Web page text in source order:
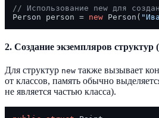
// Использование new для
Person person = new Person(
2. Создание экземпляров структур
Для структур new также вызывает
от классов, память обычно
не является частью класса).